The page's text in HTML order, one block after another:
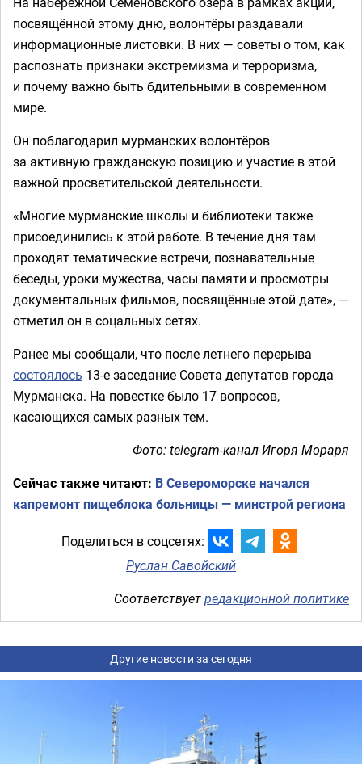
посвящённой этому дню, волонтёры раздавали
информационные листовки. В них — советы о том, как
распознать признаки экстремизма и терроризма,
и почему важно быть бдительными в современном
мире.
Он поблагодарил мурманских волонтёров
за активную гражданскую позицию и участие в этой
важной просветительской деятельности.
«Многие мурманские школы и библиотеки также
присоединились к этой работе. В течение дня там
проходят тематические встречи, познавательные
беседы, уроки мужества, часы памяти и просмотры
документальных фильмов, посвящённые этой дате», —
отметил он в соцальных сетях.
Ранее мы сообщали, что после летнего перерыва
состоялось 13-е заседание Совета депутатов города
Мурманска. На повестке было 17 вопросов,
касающихся самых разных тем.
Фото: telegram-канал Игоря Мораря
Сейчас также читают: В Североморске начался
капремонт пищеблока больницы — минстрой региона
Поделиться в соцсетях:
Руслан Савойский
Соответствуетредакционной политике
Другие новости за сегодня